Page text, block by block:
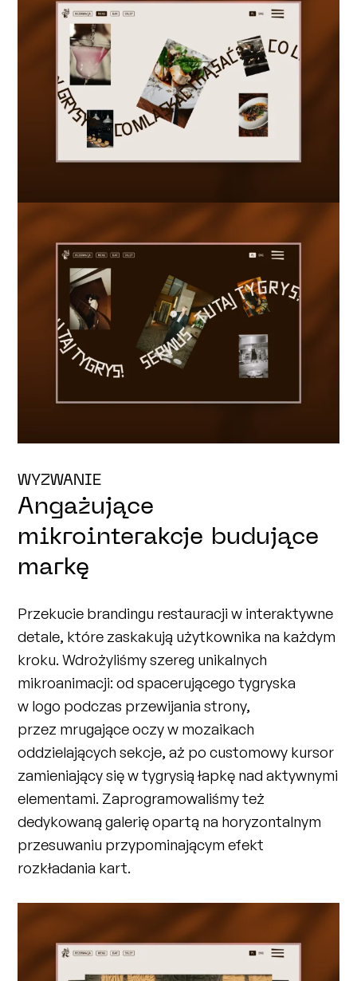
WYZWANIE
Angażujące
mikrointerakcje budujące
markę
Przekucie brandingu restauracji w interaktywne
detale, które zaskakują użytkownika na każdym
kroku. Wdrożyliśmy szereg unikalnych
mikroanimacji: od spacerującego tygryska
w logo podczas przewijania strony,
przez mrugające oczy w mozaikach
oddzielających sekcje, aż po customowy kursor
zamieniający się w tygrysią łapkę nad aktywnymi
elementami. Zaprogramowaliśmy też
dedykowaną galerię opartą na horyzontalnym
przesuwaniu przypominającym efekt
rozkładania kart.